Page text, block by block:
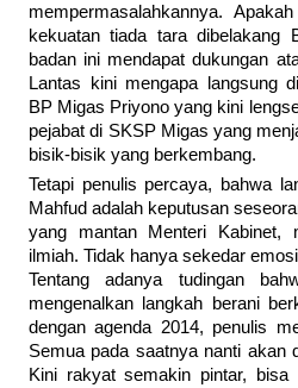
mempermasalahkannya.
kekuatan tiada tara dibelakang
badan ini mendapat dukungan
Lantas kini mengapa langsung
BP Migas Priyono yang kini
pejabat di SKSP Migas yang
bisik-bisik yang berkembang.
Tetapi penulis percaya, bahwa
Mahfud adalah keputusan
yang mantan Menteri Kabinet,
ilmiah. Tidak hanya sekedar
Tentang adanya tudingan
mengenalkan langkah berani
dengan agenda 2014, penulis
Semua pada saatnya nanti akan
Kini rakyat semakin pintar, bisa